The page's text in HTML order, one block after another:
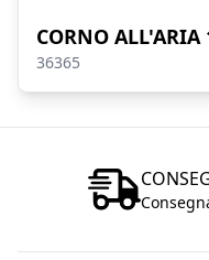
CORNO ALL'ARIA
36365